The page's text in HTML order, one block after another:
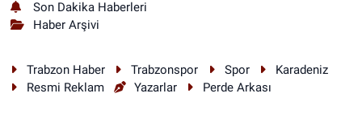
Son Dakika Haberleri
Haber Arşivi
Trabzon Haber Trabzonspor Spor
Karadeniz
Resmi Reklam
Yazarlar Perde Arkası